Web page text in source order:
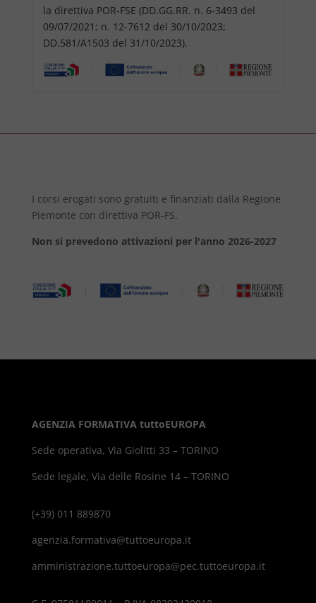
la direttiva POR-FSE (DD.GG.RR. n. 6-3493 del
09/07/2021; n. 12-7612 del 30/10/2023;
DD.581/A1503 del 31/10/2023).
I corsi erogati sono gratuiti e finanziati dalla Regione
Piemonte con direttiva POR-FS.
Non si prevedono attivazioni per l'anno 2026-2027
AGENZIA FORMATIVA tuttoEUROPA
Sede operativa, Via Giolitti 33 – TORINO
Sede legale, Via delle Rosine 14 – TORINO
(+39) 011 889870
agenzia.formativa@tuttoeuropa.it
amministrazione.tuttoeuropa@pec.tuttoeuropa.it